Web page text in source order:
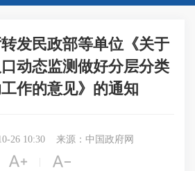
发民政部等单位《关于
动态监测做好分层分类
作的意见》的通知
26 10:30 来源：中国政府网
 